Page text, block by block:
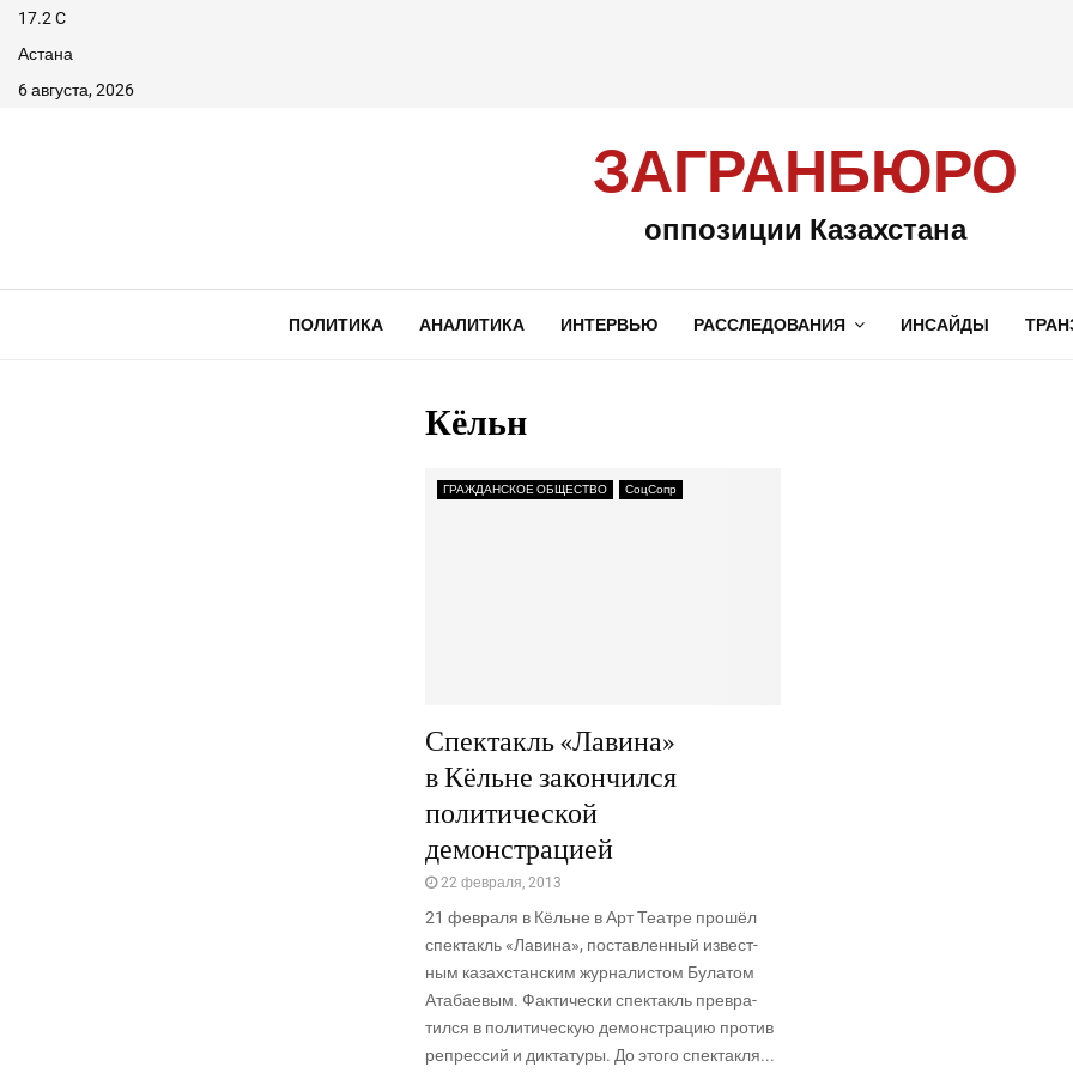
17.2 C
Астана
6 августа, 2026
ЗАГРАНБЮРО
оппозиции Казахстана
ПОЛИТИКА АНАЛИТИКА ИНТЕРВЬЮ РАССЛЕДОВАНИЯ ИНСАЙДЫ
Кёльн
ГРАЖДАНСКОЕ ОБЩЕСТВО СоцСопр
Спектакль «Лавина»
в Кёльне закончился
политической
демонстрацией
22 февраля, 2013
21 фев­ра­ля в Кёльне в Арт Теат­ре про­шёл
спек­такль «Лави­на», постав­лен­ный извест­
ным казах­стан­ским жур­на­ли­стом Була­том
Ата­ба­е­вым. Фак­ти­че­ски спек­такль пре­вра­
тил­ся в поли­ти­че­скую демон­стра­цию про­тив
репрес­сий и дик­та­ту­ры. До это­го спек­так­ля...